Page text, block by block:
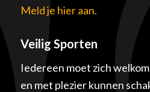
Meld je hier aan.
Veilig Sporten
Iedereen moet zich
en met plezier kunnen